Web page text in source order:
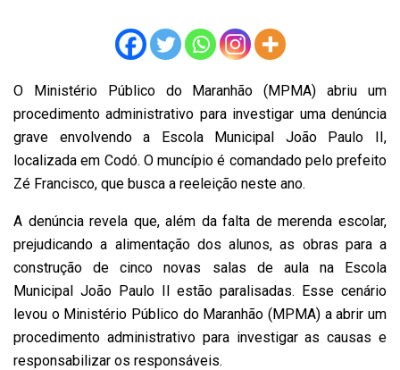
O Ministério Público do Maranhão (MPMA) abriu um
procedimento administrativo para investigar uma denúncia
grave envolvendo a Escola Municipal João Paulo II,
localizada em Codó. O muncípio é comandado pelo prefeito
Zé Francisco, que busca a reeleição neste ano.
A denúncia revela que, além da falta de merenda escolar,
prejudicando a alimentação dos alunos, as obras para a
construção de cinco novas salas de aula na Escola
Municipal João Paulo II estão paralisadas. Esse cenário
levou o Ministério Público do Maranhão (MPMA) a abrir um
procedimento administrativo para investigar as causas e
responsabilizar os responsáveis.